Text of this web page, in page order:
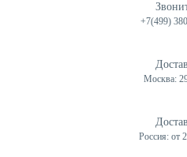
+7(499)
Москва:
Россия: от